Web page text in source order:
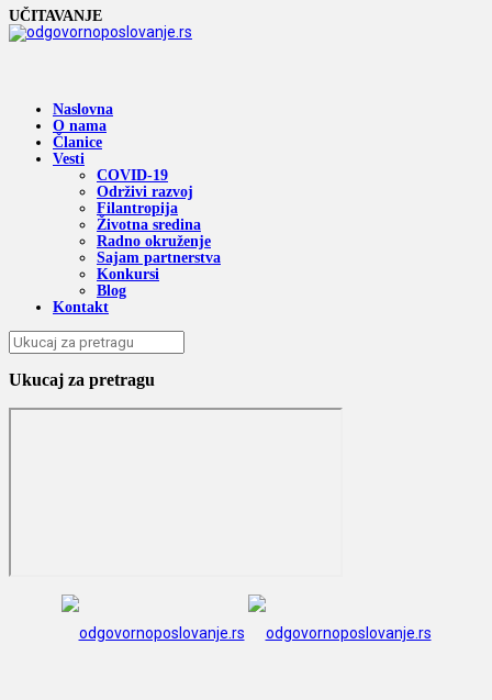
UČITAVANJE
Naslovna
O nama
Članice
Vesti
COVID-19
Održivi razvoj
Filantropija
Životna sredina
Radno okruženje
Sajam partnerstva
Konkursi
Blog
Kontakt
Ukucaj za pretragu